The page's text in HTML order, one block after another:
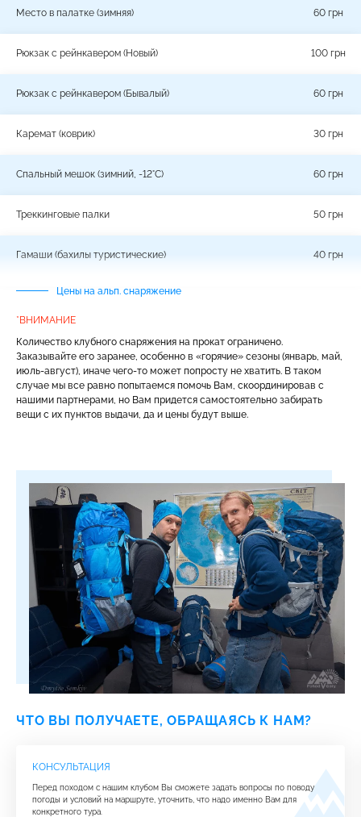
Место в палатке (зимняя) 60 грн
Рюкзак с рейнкавером (Новый) 100 грн
Рюкзак с рейнкавером (Бывалый) 60 грн
Каремат (коврик) 30 грн
Cпальный мешок (зимний, -12°С) 60 грн
Треккинговые палки 50 грн
Гамаши (бахилы туристические) 40 грн
Цены на альп. снаряжение
*ВНИМАНИЕ
Количество клубного снаряжения на прокат ограничено.
Заказывайте его заранее, особенно в «горячие» сезоны (январь, май,
июль-август), иначе чего-то может попросту не хватить. В таком
случае мы все равно попытаемся помочь Вам, скоординировав с
нашими партнерами, но Вам придется самостоятельно забирать
вещи с их пунктов выдачи, да и цены будут выше.
ЧТО ВЫ ПОЛУЧАЕТЕ, ОБРАЩАЯСЬ К НАМ?
КОНСУЛЬТАЦИЯ
Перед походом с нашим клубом Вы сможете задать вопросы по поводу
погоды и условий на маршруте, уточнить, что надо именно Вам для
конкретного тура.